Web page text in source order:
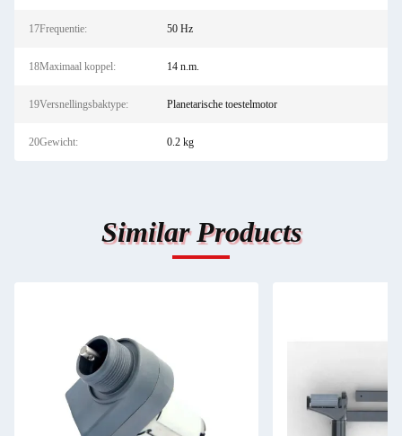
17Frequentie: 50 Hz
18Maximaal koppel: 14 n.m.
19Versnellingsbaktype: Planetarische toestelmotor
20Gewicht: 0.2 kg
Similar Products